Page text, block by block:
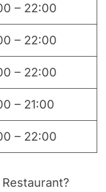
– 22:00
– 22:00
– 22:00
– 21:00
– 22:00